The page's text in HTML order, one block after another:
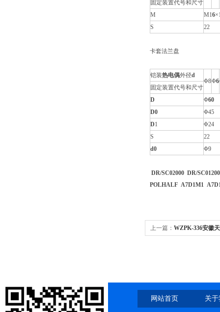
固定装置代号和尺寸
M
M16
S
22
卡套法兰盘
铠装热电偶外径d
Φ8Φ6
固定装置代号和尺寸
D
Φ60
D0
Φ45
D1
Φ24
S
22
d0 Φ9
DR/SC02000 DR/SC01200
POLHALF A7D1M1 A7D
上一篇： WZPK-336安徽
网站首页 关